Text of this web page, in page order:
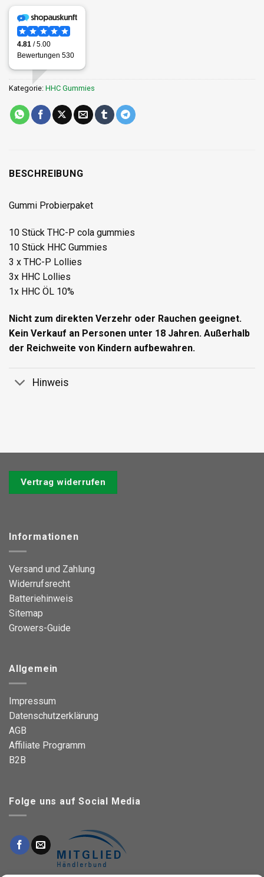
Kategorie: HHC Gummies
BESCHREIBUNG
Gummi Probierpaket
10 Stück THC-P cola gummies
10 Stück HHC Gummies
3 x THC-P Lollies
3x HHC Lollies
1x HHC ÖL 10%
Nicht zum direkten Verzehr oder Rauchen geeignet.
Kein Verkauf an Personen unter 18 Jahren. Außerhalb
der Reichweite von Kindern aufbewahren.
Hinweis
Vertrag widerrufen
Informationen
Versand und Zahlung
Widerrufsrecht
Batteriehinweis
Sitemap
Growers-Guide
Allgemein
Impressum
Datenschutzerklärung
AGB
Affiliate Programm
B2B
Folge uns auf Social Media